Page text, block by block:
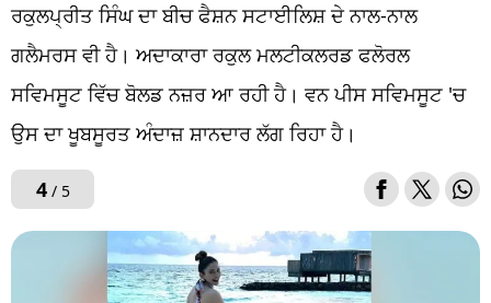
ਰਕੁਲਪ੍ਰੀਤ ਸਿੰਘ ਦਾ ਬੀਚ ਫੈਸ਼ਨ ਸਟਾਈਲਿਸ਼ ਦੇ ਨਾਲ-ਨਾਲ
ਗਲੈਮਰਸ ਵੀ ਹੈ। ਅਦਾਕਾਰਾ ਰਕੁਲ ਮਲਟੀਕਲਰਡ ਫਲੋਰਲ
ਸਵਿਮਸੂਟ ਵਿੱਚ ਬੋਲਡ ਨਜ਼ਰ ਆ ਰਹੀ ਹੈ। ਵਨ ਪੀਸ ਸਵਿਮਸੂਟ 'ਚ
ਉਸ ਦਾ ਖੂਬਸੂਰਤ ਅੰਦਾਜ਼ ਸ਼ਾਨਦਾਰ ਲੱਗ ਰਿਹਾ ਹੈ।
4/ 5